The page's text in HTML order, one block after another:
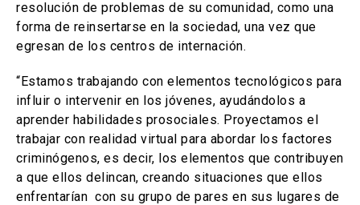
resolución de problemas de su comunidad, como una
forma de reinsertarse en la sociedad, una vez que
egresan de los centros de internación.
“Estamos trabajando con elementos tecnológicos para
influir o intervenir en los jóvenes, ayudándolos a
aprender habilidades prosociales. Proyectamos el
trabajar con realidad virtual para abordar los factores
criminógenos, es decir, los elementos que contribuyen
a que ellos delincan, creando situaciones que ellos
enfrentarían con su grupo de pares en sus lugares de